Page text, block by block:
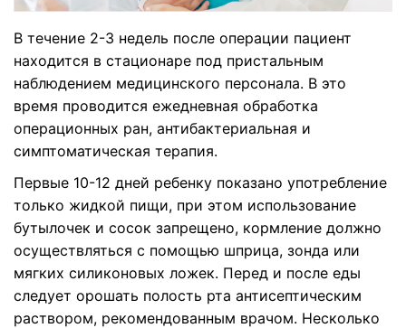
В течение 2-3 недель после операции пациент
находится в стационаре под пристальным
наблюдением медицинского персонала. В это
время проводится ежедневная обработка
операционных ран, антибактериальная и
симптоматическая терапия.
Первые 10-12 дней ребенку показано употребление
только жидкой пищи, при этом использование
бутылочек и сосок запрещено, кормление должно
осуществляться с помощью шприца, зонда или
мягких силиконовых ложек. Перед и после еды
следует орошать полость рта антисептическим
раствором, рекомендованным врачом. Несколько